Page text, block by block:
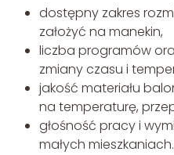
dostępny zakres
założyć na manekin,
liczba programów
zmiany czasu i
jakość materiału
na temperaturę,
głośność pracy i
małych mieszkaniach.